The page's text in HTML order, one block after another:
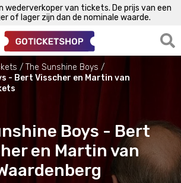
wederverkoper van tickets. De prijs van een
of lager zijn dan de nominale waarde.
The Sunshine Boys
- Bert Visscher en Martin van
Boys - Bert
en Martin van